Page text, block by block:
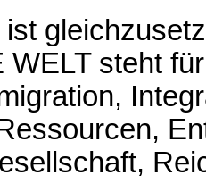
WELT steht